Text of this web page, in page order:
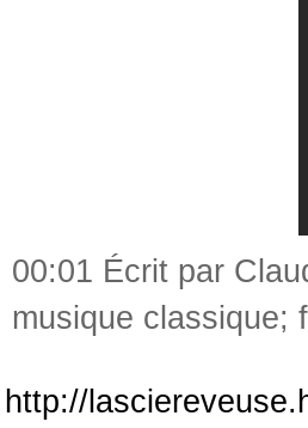
00:01 Écrit par
musique classique;
http://